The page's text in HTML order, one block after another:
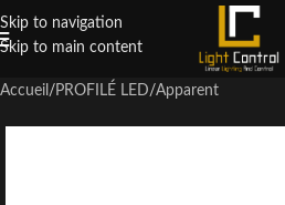
Skip to navigation
Skip to main content
Accueil / PROFILÉ LED/Apparent